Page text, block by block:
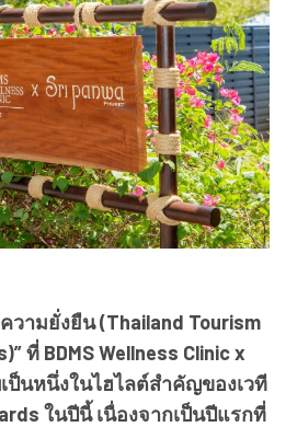
วามยั่งยืน (Thailand Tourism
ที่ BDMS Wellness Clinic x
ป็นหนึ่งในไฮไลต์สำคัญของเวที
ในปีนี้ เนื่องจากเป็นปีแรกที่